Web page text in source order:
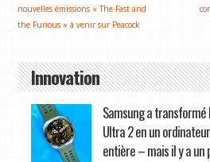
nouvelles émissions « The Fast and
the Furious » à venir sur Peacock
Innovation
Samsung a transformé
Ultra 2 en un
entière – mais il y a un